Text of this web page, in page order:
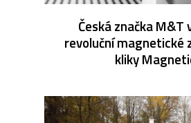
Česká značka M&T
revoluční magnetické
kliky